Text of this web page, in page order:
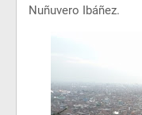
Nuñuvero Ibáñez.